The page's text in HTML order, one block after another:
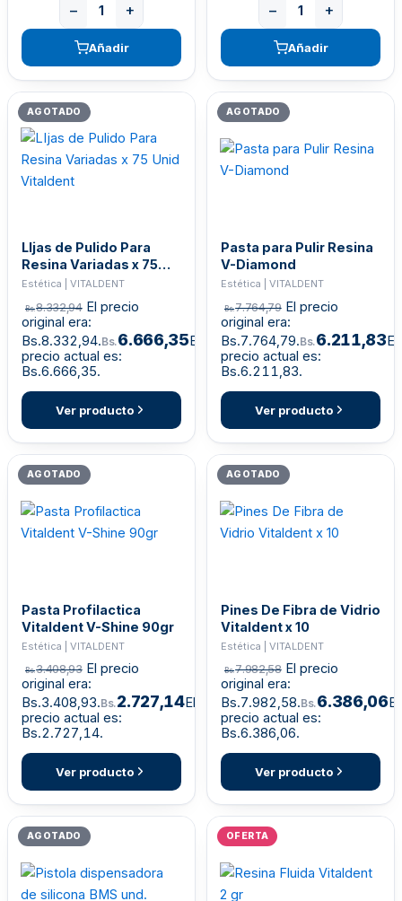
− +
Añadir
− +
Añadir
AGOTADO
LIjas de Pulido Para
Resina Variadas x 75
Unid Vitaldent
Estética | VITALDENT
Bs.8.332,94 El precio
original era:
Bs.8.332,94.Bs.6.666,35El
precio actual es:
Bs.6.666,35.
Ver producto
AGOTADO
Pasta para Pulir Resina
V-Diamond
Estética | VITALDENT
Bs.7.764,79 El precio
original era:
Bs.7.764,79.Bs.6.211,83El
precio actual es:
Bs.6.211,83.
Ver producto
AGOTADO
Pasta Profilactica
Vitaldent V-Shine 90gr
Estética | VITALDENT
Bs.3.408,93 El precio
original era:
Bs.3.408,93.Bs.2.727,14El
precio actual es:
Bs.2.727,14.
Ver producto
AGOTADO
Pines De Fibra de Vidrio
Vitaldent x 10
Estética | VITALDENT
Bs.7.982,58 El precio
original era:
Bs.7.982,58.Bs.6.386,06El
precio actual es:
Bs.6.386,06.
Ver producto
AGOTADO OFERTA